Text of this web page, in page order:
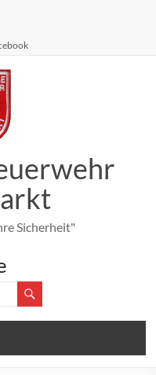
Sicherheit"